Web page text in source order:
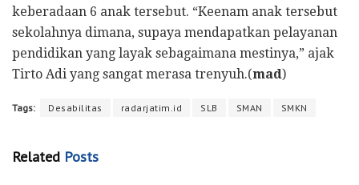
keberadaan 6 anak tersebut. “Keenam anak tersebut
sekolahnya dimana, supaya mendapatkan pelayanan
pendidikan yang layak sebagaimana mestinya,” ajak
Tirto Adi yang sangat merasa trenyuh.(mad)
Tags: Desabilitas radarjatim.id SLB SMAN SMKN
Related Posts